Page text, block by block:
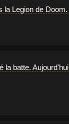
la Legion de
la batte.